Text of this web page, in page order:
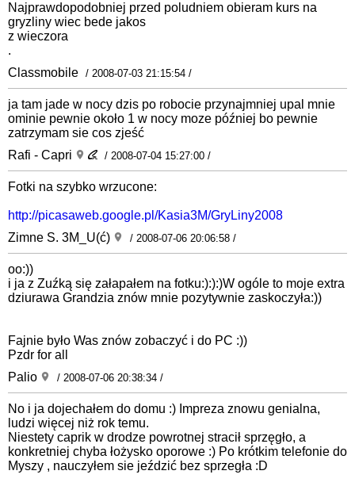
Najprawdopodobniej przed poludniem obieram kurs na
gryzliny wiec bede jakos
z wieczora
.
Classmobile / 2008-07-03 21:15:54 /
ja tam jade w nocy dzis po robocie przynajmniej upal mnie
ominie pewnie około 1 w nocy moze później bo pewnie
zatrzymam sie cos zjeść
Rafi - Capri
/ 2008-07-04 15:27:00 /
Fotki na szybko wrzucone:
http://picasaweb.google.pl/Kasia3M/GryLiny2008
Zimne S. 3M_U(ć)
/ 2008-07-06 20:06:58 /
oo:))
i ja z Zuźką się załapałem na fotku:):):)W ogóle to moje extra
dziurawa Grandzia znów mnie pozytywnie zaskoczyła:))
Fajnie było Was znów zobaczyć i do PC :))
Pzdr for all
Palio
/ 2008-07-06 20:38:34 /
No i ja dojechałem do domu :) Impreza znowu genialna,
ludzi więcej niż rok temu.
Niestety caprik w drodze powrotnej stracił sprzęgło, a
konkretniej chyba łożysko oporowe :) Po krótkim telefonie do
Myszy , nauczyłem sie jeździć bez sprzegła :D